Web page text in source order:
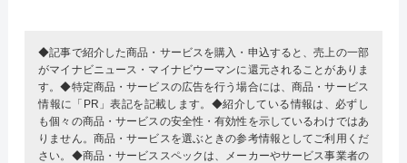
◆記事で紹介した商品・サービスを購入・申込すると、売上の一部
がマイナビニュース・マイナビウーマンに還元されることがありま
す。◆特定商品・サービスの広告を行う場合には、商品・サービス
情報に「PR」表記を記載します。◆紹介している情報は、必ずし
も個々の商品・サービスの安全性・有効性を示しているわけではあ
りません。商品・サービスを選ぶときの参考情報としてご利用くだ
さい。◆商品・サービススペックは、メーカーやサービス事業者の